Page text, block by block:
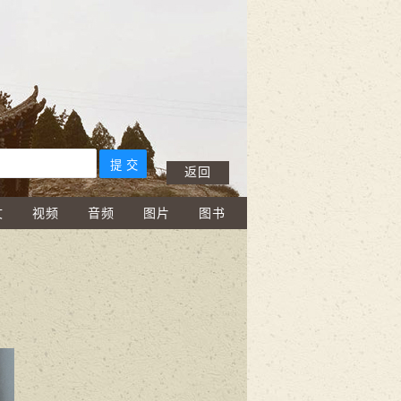
视频 音频 图片 图书
返回